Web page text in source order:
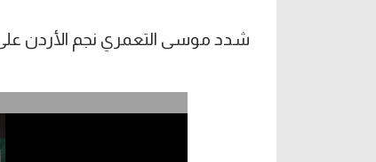
شدد موسى التعمري نجم الأردن